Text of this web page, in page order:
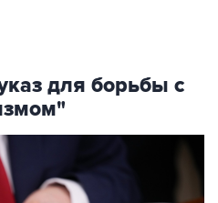
для борьбы с